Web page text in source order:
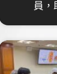
員，